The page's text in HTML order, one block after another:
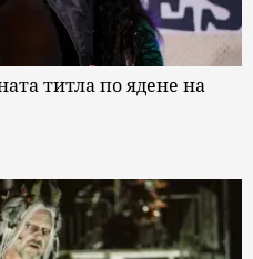
титла по ядене на